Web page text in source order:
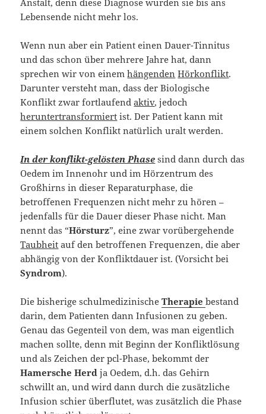
Anstalt, denn diese Diagnose wurden sie bis ans
Lebensende nicht mehr los.
Wenn nun aber ein Patient einen Dauer-Tinnitus
und das schon über mehrere Jahre hat, dann
sprechen wir von einemhängenden Hörkonflikt.
Darunter versteht man, dass der Biologische
Konflikt zwar fortlaufendaktiv, jedoch
heruntertransformiert ist. Der Patient kann mit
einem solchen Konflikt natürlich uralt werden.
In der konflikt-gelösten Phase sind dann durch das
Oedem im Innenohr und im Hörzentrum des
Großhirns in dieser Reparaturphase, die
betroffenen Frequenzen nicht mehr zu hören –
jedenfalls für die Dauer dieser Phase nicht. Man
nennt das “Hörsturz”, eine zwar vorübergehende
Taubheit auf den betroffenen Frequenzen, die aber
abhängig von der Konfliktdauer ist. (Vorsicht bei
Syndrom).
Die bisherige schulmedizinischeTherapie bestand
darin, dem Patienten dann Infusionen zu geben.
Genau das Gegenteil von dem, was man eigentlich
machen sollte, denn mit Beginn der Konfliktlösung
und als Zeichen der pcl-Phase, bekommt der
Hamersche Herd ja Oedem, d.h. das Gehirn
schwillt an, und wird dann durch die zusätzliche
Infusion schier überflutet, was zusätzlich die Phase